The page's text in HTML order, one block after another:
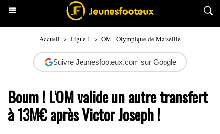
Accueil > Ligue 1 > OM - Olympique de Marseille
Suivre Jeunesfooteux.com sur Google
Boum ! L'OM valide un autre transfert
à 13M€ après Victor Joseph !